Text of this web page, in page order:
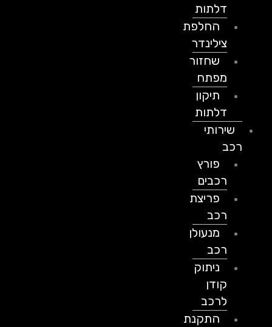
דלתות
החלפת
צילינדר
שחזור
מפתח
תיקון
דלתות
שירותי
פורץ
רכבים
פריצת
מנעולן
ניתוק
לרכב
התקנת